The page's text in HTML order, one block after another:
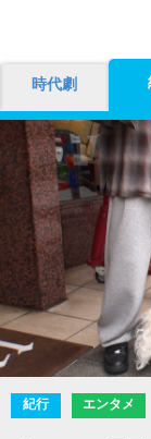
時代劇
紀行 エンタメ